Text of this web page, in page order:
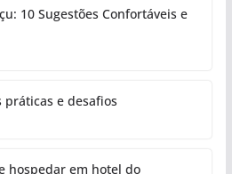
10 Sugestões Confortáveis e
práticas e desafios
hospedar em hotel do